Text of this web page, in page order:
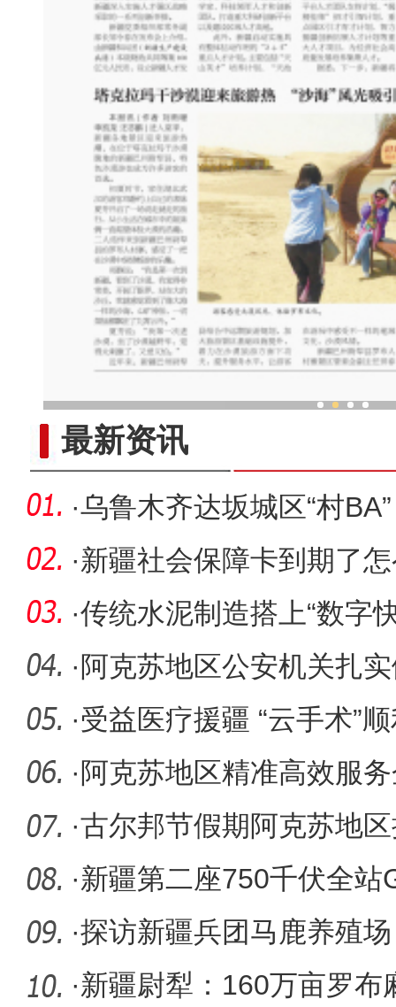
最新资讯
·乌鲁木齐达坂城区“村
气神
·新疆社会保障卡到期了
了！
·传统水泥制造搭上“数字
· 阿克苏地区公安机关扎
全防范工
·受益医疗援疆 “云手术”
· 阿克苏地区精准高效服
环境
·古尔邦节假期阿克苏地
人次
·新疆第二座750千伏全站
·探访新疆兵团马鹿养殖
鹿“专家”
·新疆尉犁：160万亩罗布